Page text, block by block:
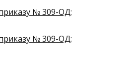
№ 309-ОД;
№ 309-ОД;